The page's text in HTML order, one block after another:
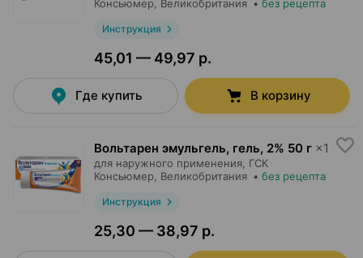
Консьюмер , Великобритания • без рецепта
Инструкция
45,01 — 49,97 р.
Где купить В корзину
Вольтарен эмульгель, гель, 2% 50 г ×1
для наружного применения, ГСК
Консьюмер , Великобритания • без рецепта
Инструкция
25,30 — 38,97 р.